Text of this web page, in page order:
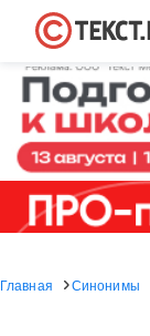
Главная Синонимы